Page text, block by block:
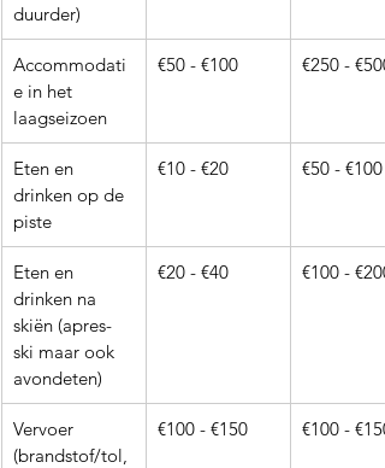
duurder)
Accommodati
e in het
laagseizoen
€50 - €100 €250 - €500
Eten en
drinken op de
piste
€10 - €20 €50 - €100
Eten en
drinken na
skiën (apres-
ski maar ook
avondeten)
€20 - €40 €100 - €200
Vervoer
(brandstof/tol,
€100 - €150 €100 - €150